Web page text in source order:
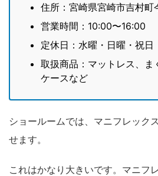
住所：宮崎県宮崎市吉村町
営業時間：10:00〜16:00
定休日：水曜・日曜・祝日
取扱商品：マットレス、ま
ケースなど
ショールームでは、マニフレック
せます。
これはかなり大きいです。マニフ